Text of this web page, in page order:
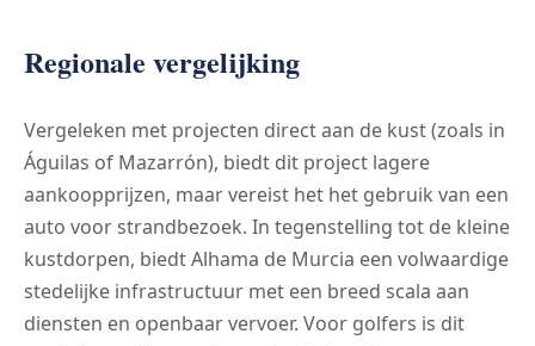
Regionale vergelijking
Vergeleken met projecten direct aan de kust (zoals in
Águilas of Mazarrón), biedt dit project lagere
aankoopprijzen, maar vereist het het gebruik van een
auto voor strandbezoek. In tegenstelling tot de kleine
kustdorpen, biedt Alhama de Murcia een volwaardige
stedelijke infrastructuur met een breed scala aan
diensten en openbaar vervoer. Voor golfers is dit